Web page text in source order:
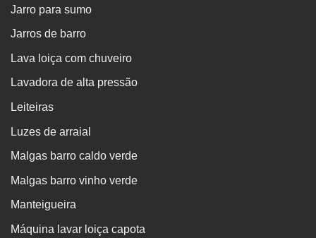
Jarro para sumo
Jarros de barro
Lava loiça com chuveiro
Lavadora de alta pressão
Leiteiras
Luzes de arraial
Malgas barro caldo verde
Malgas barro vinho verde
Manteigueira
Máquina lavar loiça capota